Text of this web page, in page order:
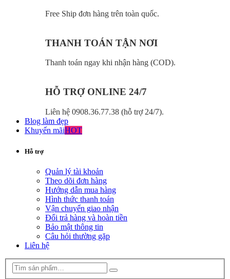
Free Ship đơn hàng trên toàn quốc.
THANH TOÁN TẬN NƠI
Thanh toán ngay khi nhận hàng (COD).
HỖ TRỢ ONLINE 24/7
Liên hệ 0908.36.77.38 (hỗ trợ 24/7).
Blog làm đẹp
Khuyến mãiHOT
Hỗ trợ
Quản lý tài khoản
Theo dõi đơn hàng
Hướng dẫn mua hàng
Hình thức thanh toán
Vận chuyển giao nhận
Đổi trả hàng và hoàn tiền
Bảo mật thông tin
Câu hỏi thường gặp
Liên hệ